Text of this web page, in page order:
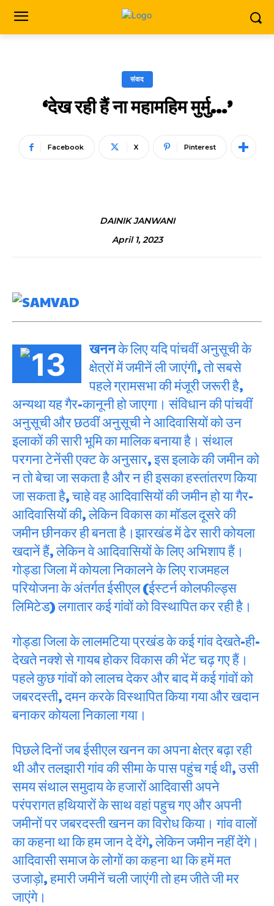
संवाद
‘देख रही हैं ना महामहिम मुर्मु…’
Facebook X Pinterest
DAINIK JANWANI
April 1, 2023
खननके लिए यदि पांचवीं अनुसूची के
क्षेत्रों में जमीनें ली जाएंगी, तो सबसे
पहले ग्रामसभा की मंजूरी जरूरी है,
अन्यथा यह गैर-कानूनी हो जाएगा। संविधान की पांचवीं
अनुसूची और छठवीं अनुसूची ने आदिवासियों को उन
इलाकों की सारी भूमि का मालिक बनाया है। संथाल
परगना टेनेंसी एक्ट के अनुसार, इस इलाके की जमीन को
न तो बेचा जा सकता है और न ही इसका हस्तांतरण किया
जा सकता है, चाहे वह आदिवासियों की जमीन हो या गैर-
आदिवासियों की, लेकिन विकास का मॉडल दूसरे की
जमीन छीनकर ही बनता है।झारखंड में ढेर सारी कोयला
खदानें हैं, लेकिन वे आदिवासियों के लिए अभिशाप हैं।
गोड्डा जिला में कोयला निकालने के लिए राजमहल
परियोजना के अंतर्गत ईसीएल (ईस्टर्न कोलफील्ड्स
लिमिटेड) लगातार कई गांवों को विस्थापित कर रही है।
गोड्डा जिला के लालमटिया प्रखंड के कई गांव देखते-ही-
देखते नक्शे से गायब होकर विकास की भेंट चढ़ गए हैं।
पहले कुछ गांवों को लालच देकर और बाद में कई गांवों को
जबरदस्ती, दमन करके विस्थापित किया गया और खदान
बनाकर कोयला निकाला गया।
पिछले दिनों जब ईसीएल खनन का अपना क्षेत्र बढ़ा रही
थी और तलझारी गांव की सीमा के पास पहुंच गई थी, उसी
समय संथाल समुदाय के हजारों आदिवासी अपने
परंपरागत हथियारों के साथ वहां पहुच गए और अपनी
जमीनों पर जबरदस्ती खनन का विरोध किया। गांव वालों
का कहना था कि हम जान दे देंगे, लेकिन जमीन नहीं देंगे।
आदिवासी समाज के लोगों का कहना था कि हमें मत
उजाड़ो, हमारी जमीनें चली जाएंगी तो हम जीते जी मर
जाएंगे।